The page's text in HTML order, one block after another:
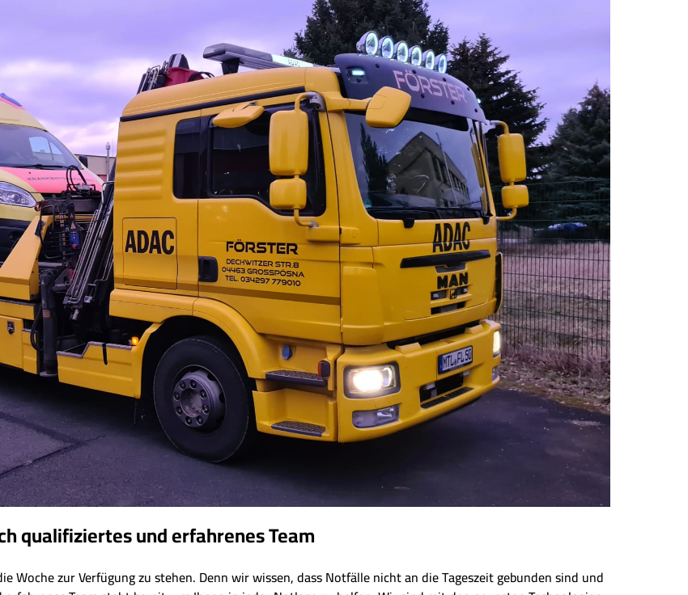
qualifiziertes und erfahrenes Team
Woche zur Verfügung zu stehen. Denn wir wissen, dass Notfälle nicht an die Tageszeit gebunden sind und